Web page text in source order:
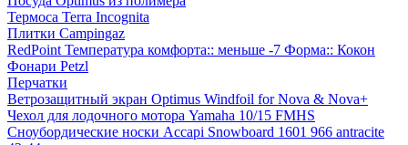
Термоса Terra Incognita
Плитки Campingaz
RedPoint Температура комфорта:: меньше -7 Форма:: Кокон
Фонари Petzl
Перчатки
Ветрозащитный экран Optimus Windfoil for Nova & Nova+
Чехол для лодочного мотора Yamaha 10/15 FMHS
Сноубордические носки Accapi Snowboard 1601 966 antracite